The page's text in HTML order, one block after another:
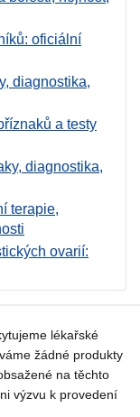
oficiální
diagnostika,
a testy
diagnostika,
terapie,
ovarií:
lékařské
žádné produkty
na těchto
výzvu k provedení